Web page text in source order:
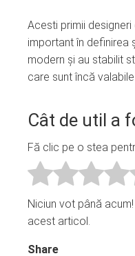
Acesti primii
important în definirea
modern și au stabilit
care sunt încă
Cât de util a
Fă clic pe o stea
Niciun vot până
acest articol.
Share